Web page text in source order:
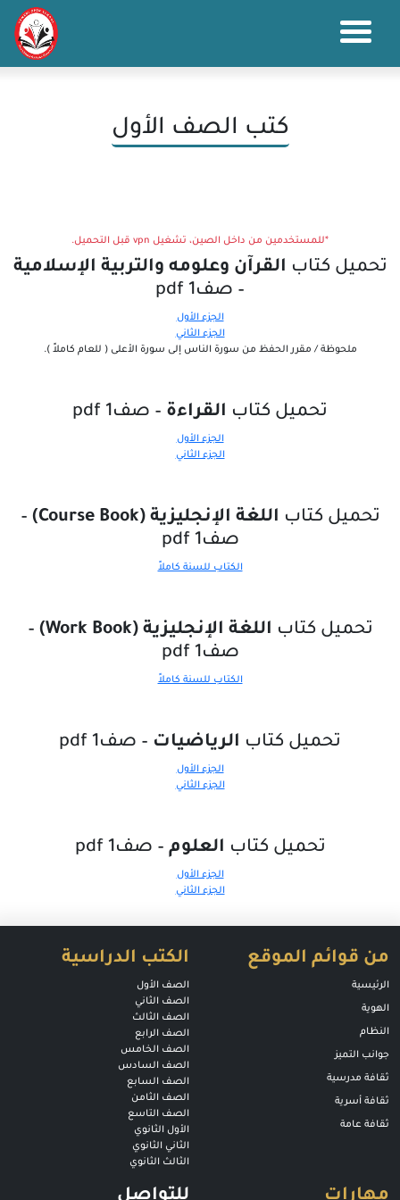
كتب الصف الأول
*للمستخدمين من داخل الصين، تشغيل vpn قبل التحميل.
تحميل كتاب القرآن وعلومه والتربية الإسلامية
– صف1 pdf
الجزء الأول
الجزء الثاني
ملحوظة / مقرر الحفظ من سورة الناس إلى سورة الأعلى ( للعام كاملاً ).
تحميل كتاب القراءة – صف1 pdf
الجزء الأول
الجزء الثاني
تحميل كتاب اللغة الإنجليزية (Course Book)
–
صف1 pdf
الكتاب للسنة كاملاً
تحميل كتاب اللغة الإنجليزية (Work Book)
–
صف1 pdf
الكتاب للسنة كاملاً
تحميل كتاب الرياضيات – صف1 pdf
الجزء الأول
الجزء الثاني
تحميل كتاب العلوم – صف1 pdf
الجزء الأول
الجزء الثاني
من قوائم الموقع
الرئيسية
الهوية
النظام
جوانب التميز
ثقافة مدرسية
ثقافة أسرية
ثقافة عامة
الكتب الدراسية
الصف الأول
الصف الثاني
الصف الثالث
الصف الرابع
الصف الخامس
الصف السادس
الصف السابع
الصف الثامن
الصف التاسع
الأول الثانوي
الثاني الثانوي
الثالث الثانوي